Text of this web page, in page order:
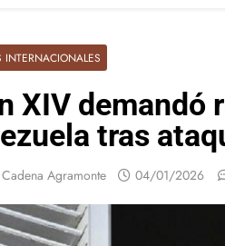
INTERNACIONALES
XIV demandó
tras
Agramonte 04/01/2026